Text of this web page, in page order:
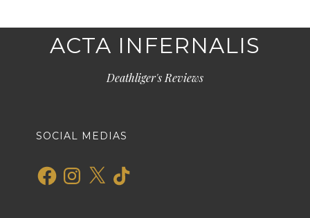
ACTA INFERNALIS
Deathliger's Reviews
SOCIAL MEDIAS
FacebookInstagram
X TikTok